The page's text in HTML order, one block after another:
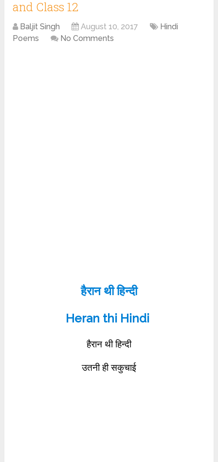
and Class 12
Baljit Singh August 10, 2017
Hindi
Poems
No Comments
हैरान थी हिन्दी
Heran thi Hindi
हैरान थी हिन्दी
उतनी ही सकुचाई